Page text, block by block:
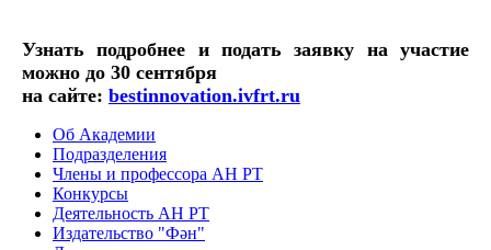
Узнать подробнее и подать заявку на участие
можно до 30 сентября
на сайте: bestinnovation.ivfrt.ru
Об Академии
Подразделения
Члены и профессора АН РТ
Конкурсы
Деятельность АН РТ
Издательство "Фән"